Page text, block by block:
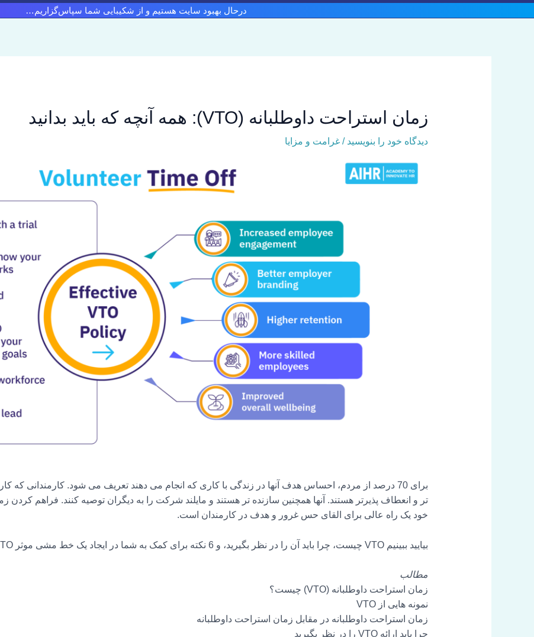
به
درحال بهبود سایت هستیم و از شکیبایی شما سپاس‌گزاریم…
زمان استراحت داوطلبانه (VTO): همه آنچه که باید بدانید
دیدگاه‌ خود را بنویسید / غرامت و مزایا
برای 70 درصد از مردم، احساس هدف آنها در زندگی با کاری که انجام می دهند تعریف می شود. کارمندانی که
خود یک راه عالی برای القای حس غرور و هدف در کارمندان است.
بیایید ببینیم VTO چیست، چرا باید آن را در نظر بگیرید، و 6 نکته برای کمک به شما در ایجاد یک خط مشی موثر VTO.
مطالب
زمان استراحت داوطلبانه (VTO) چیست؟
نمونه هایی از VTO
زمان استراحت داوطلبانه در مقابل زمان استراحت داوطلبانه
چرا باید ارائه VTO را در نظر بگیرید